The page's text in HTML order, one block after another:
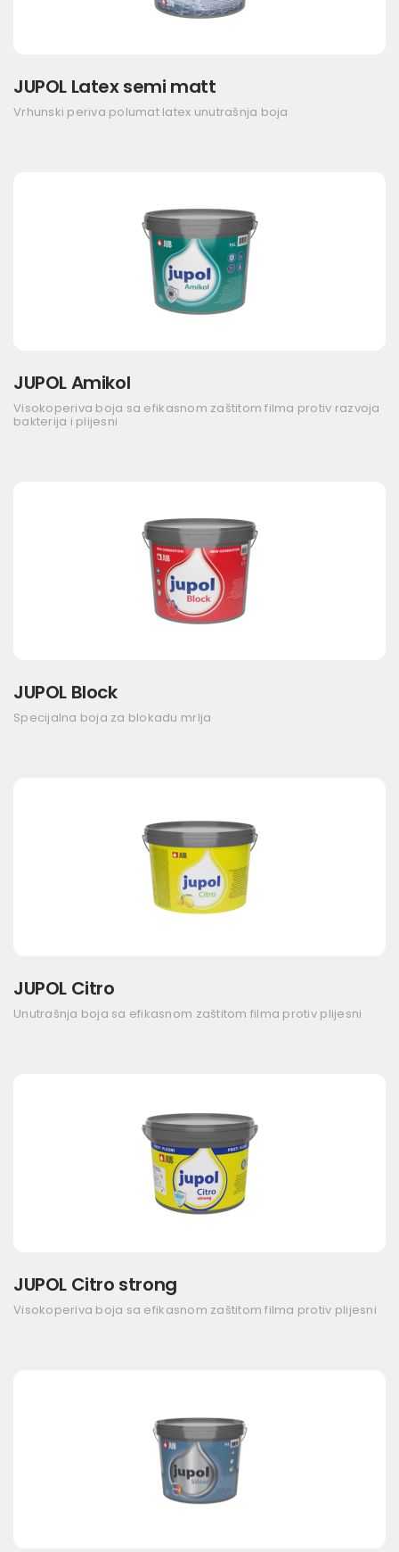
JUPOL Latex semi matt
Vrhunski periva polumat latex unutrašnja boja
JUPOL Amikol
Visokoperiva boja sa efikasnom zaštitom filma protiv razvoja
bakterija i plijesni
JUPOL Block
Specijalna boja za blokadu mrlja
JUPOL Citro
Unutrašnja boja sa efikasnom zaštitom filma protiv plijesni
JUPOL Citro strong
Visokoperiva boja sa efikasnom zaštitom filma protiv plijesni